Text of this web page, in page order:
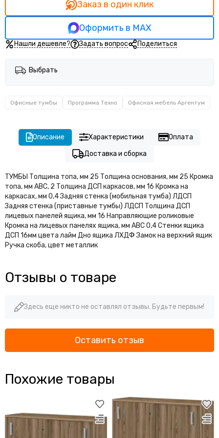
Заказ в один клик
Оформить в MAX
Нашли дешевле? Задать вопрос Поделиться
Выбрать
Офисные тумбы Программа Техно Офисная мебель Аргентум
Описание Характеристики
Оплата
Доставка и сборка
ТУМБЫ Толщина топа, мм 25 Толщина основания, мм 25 Кромка
топа, мм АВС, 2 Толщина ДСП каркасов, мм 16 Кромка на
каркасах, мм 0,4 Задняя стенка (мобильная тумба) ЛДСП
Задняя стенка (приставные тумбы) ЛДСП Толщина ДСП
лицевых панелей ящика, мм 16 Направляющие роликовые
Кромка на лицевых панелях ящика, мм АВС 0,4 Стенки ящика
ДСП 16мм цвета лайм Дно ящика ЛХДФ Замок на верхний ящик
Ручка скоба, цвет металлик
Отзывы о товаре
Здесь еще никто не оставлял отзывы. Будьте первым!
Оставить отзыв
Похожие товары